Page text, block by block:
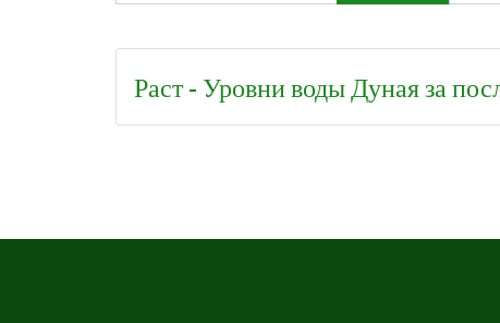
Раст - Уровни воды Дуная за